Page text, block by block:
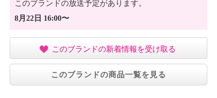
・中国製
表記：３５
対応サイズ：２２．５ｃｍ
対応サイズ：２３．０ｃｍ
このブランドの放送予定があります。
8月22日 16:00〜
このブランドの新着情報を受け取る
このブランドの商品一覧を見る